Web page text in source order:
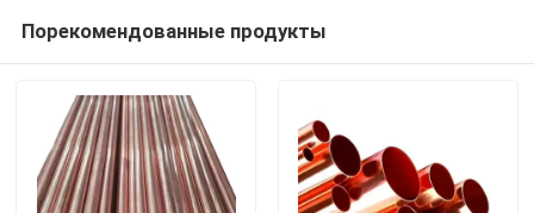
Порекомендованные продукты